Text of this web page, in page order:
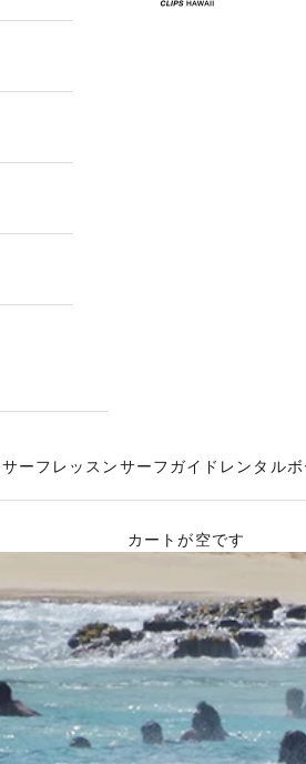
サーフレッスンサーフガイド レンタルボ
カートが空です